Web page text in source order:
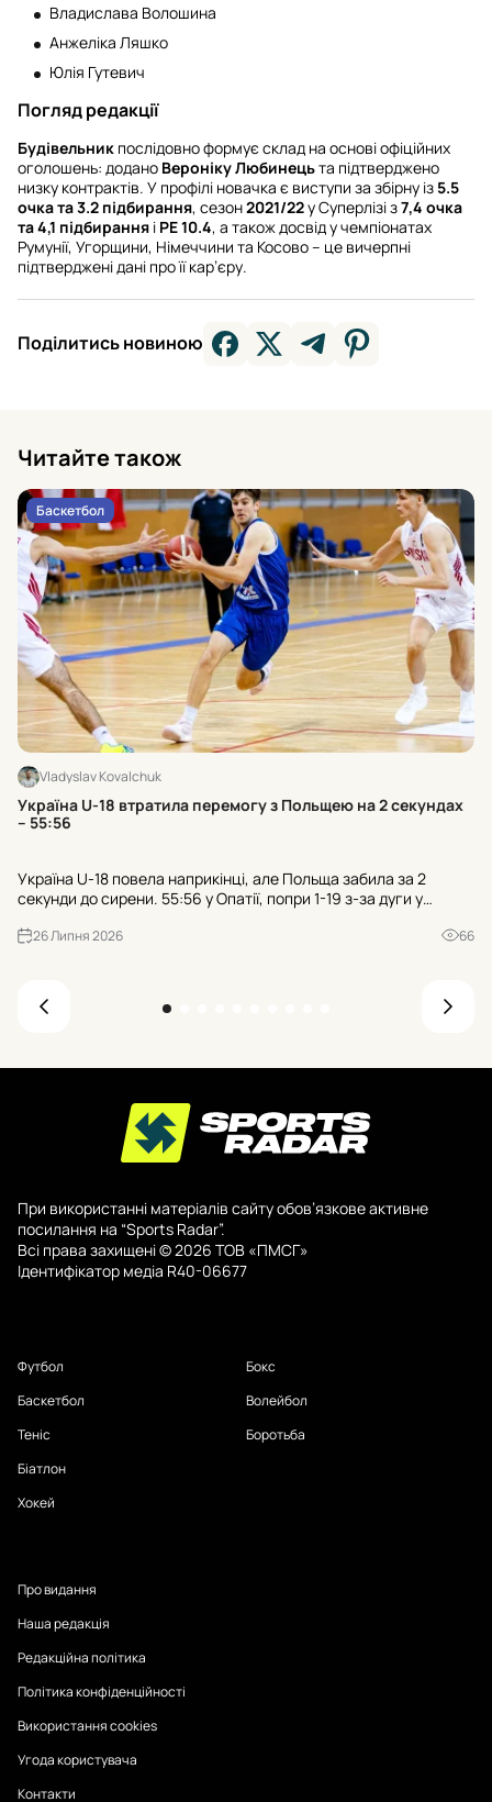
Владислава Волошина
Анжеліка Ляшко
Юлія Гутевич
Погляд редакції
Будівельник послідовно формує склад на основі офіційних
оголошень: додано Вероніку Любинецьта підтверджено
низку контрактів. У профілі новачка є виступи за збірну із 5.5
очка та 3.2 підбирання, сезон2021/22у Суперлізі з7,4 очка
та 4,1 підбирання і РЕ 10.4, а також досвід у чемпіонатах
Румунії, Угорщини, Німеччини та Косово – це вичерпні
підтверджені дані про її кар’єру.
Поділитись новиною
Читайте також
Баскетбол
Vladyslav Kovalchuk
Україна U-18 втратила перемогу з Польщею на 2 секундах
– 55:56
Україна U-18 повела наприкінці, але Польща забила за 2
секунди до сирени. 55:56 у Опатії, попри 1-19 з-за дуги у
26 Липня 2026 66
При використанні матеріалів сайту обов’язкове активне
посилання на “Sports Radar”.
Всі права захищені © 2026 ТОВ «ПМСГ»
Ідентифікатор медіа R40-06677
Футбол
Баскетбол
Теніс
Біатлон
Хокей
Бокс
Волейбол
Боротьба
Про видання
Наша редакція
Редакційна політика
Політика конфіденційності
Використання cookies
Угода користувача
Контакти